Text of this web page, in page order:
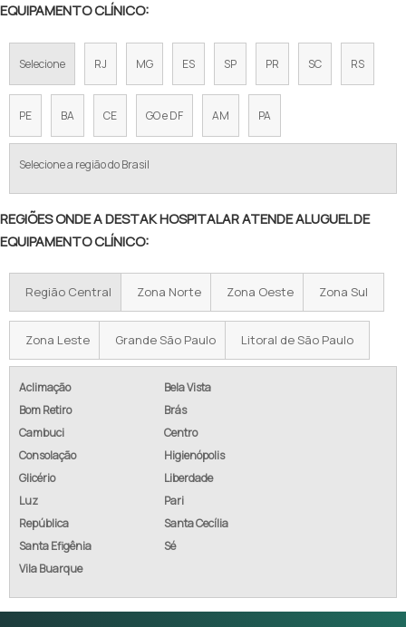
EQUIPAMENTO CLÍNICO:
Selecione RJ MG ES SP PR SC RS
PE BA CE GO e DF AM PA
Selecione a região do Brasil
REGIÕES ONDE A DESTAK HOSPITALAR ATENDE ALUGUEL DE
EQUIPAMENTO CLÍNICO:
Região Central Zona Norte Zona Oeste Zona Sul
Zona Leste Grande São Paulo Litoral de São Paulo
Aclimação
Bela Vista
Bom Retiro
Brás
Cambuci
Centro
Consolação
Higienópolis
Glicério
Liberdade
Luz
Pari
República
Santa Cecília
Santa Efigênia
Sé
Vila Buarque